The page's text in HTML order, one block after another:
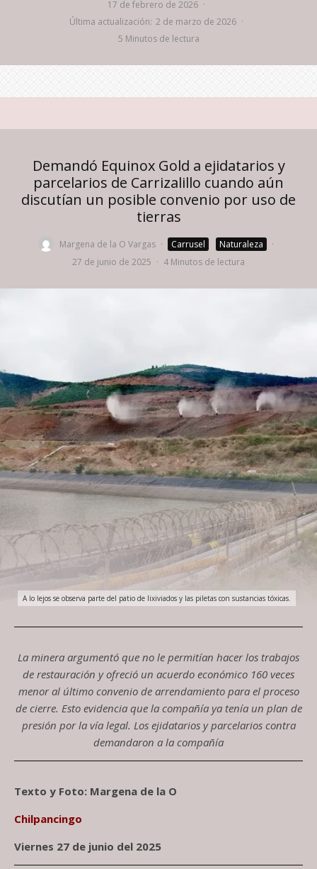
17 de febrero de 2026 ·
Última actualización: 2 de marzo de 2026 ·
5 Minutos de lectura
Demandó Equinox Gold a ejidatarios y
parcelarios de Carrizalillo cuando aún
discutían un posible convenio por uso de
tierras
Margena de la O Vargas · Carrusel Naturaleza
·
27 de junio de 2025 · 4 Minutos de lectura
A lo lejos se observa parte del patio de lixiviados y las piletas con sustancias tóxicas.
La minera argumentó que no le permitían hacer los trabajos
de restauración y ofreció un acuerdo económico 160 veces
menor al último convenio de arrendamiento para el proceso
de cierre. Esto evidencia que la compañía ya tenía un plan de
presión por la vía legal. Los ejidatarios y parcelarios contra
demandaron a la compañía
Texto y Foto: Margena de la O
Chilpancingo
Viernes 27 de junio del 2025